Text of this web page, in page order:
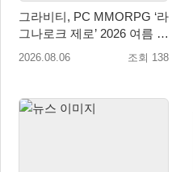
그라비티, PC MMORPG ‘라
그나로크 제로’ 2026 여름 프
로모션 진행!
2026.08.06 조회 138